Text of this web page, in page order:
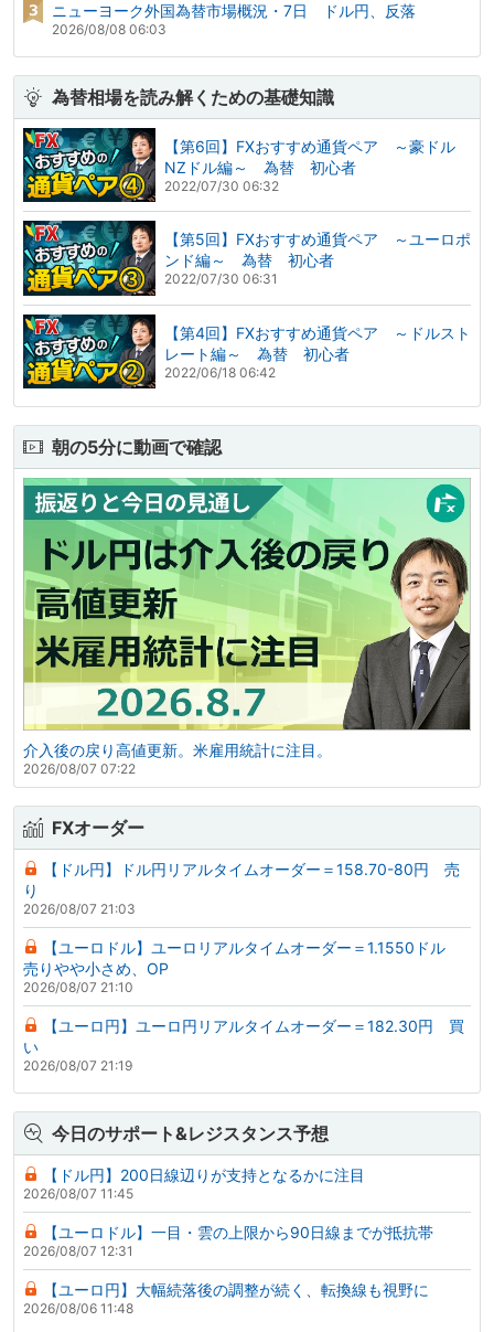
ニューヨーク外国為替市場概況・7日 ドル円、反落
2026/08/08 06:03
為替相場を読み解くための基礎知識
【第6回】FXおすすめ通貨ペア ～豪ドル
NZドル編～ 為替 初心者
2022/07/30 06:32
【第5回】FXおすすめ通貨ペア ～ユーロポ
ンド編～ 為替 初心者
2022/07/30 06:31
【第4回】FXおすすめ通貨ペア ～ドルスト
レート編～ 為替 初心者
2022/06/18 06:42
朝の5分に動画で確認
介入後の戻り高値更新。米雇用統計に注目。
2026/08/07 07:22
FXオーダー
【ドル円】ドル円リアルタイムオーダー＝158.70-80円 売
り
2026/08/07 21:03
【ユーロドル】ユーロリアルタイムオーダー＝1.1550ドル
売りやや小さめ、OP
2026/08/07 21:10
【ユーロ円】ユーロ円リアルタイムオーダー＝182.30円 買
い
2026/08/07 21:19
今日のサポート&レジスタンス予想
【ドル円】200日線辺りが支持となるかに注目
2026/08/07 11:45
【ユーロドル】一目・雲の上限から90日線までが抵抗帯
2026/08/07 12:31
【ユーロ円】大幅続落後の調整が続く、転換線も視野に
2026/08/06 11:48